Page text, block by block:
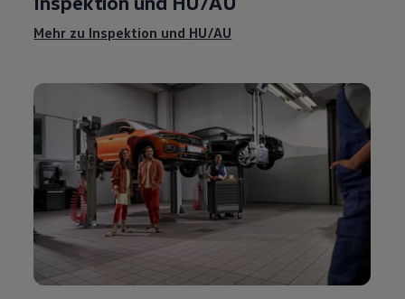
Mehr zu Inspektion und HU/AU